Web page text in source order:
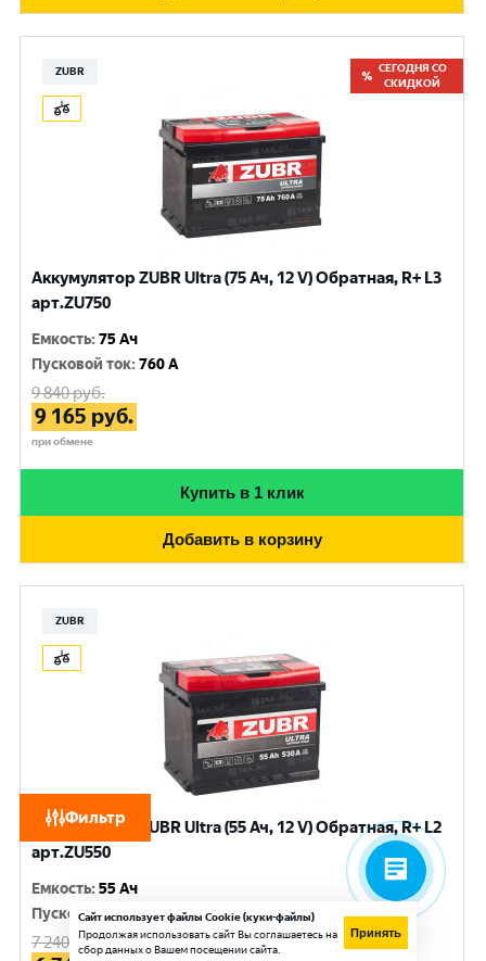
Фильтр
ZUBR
СЕГОДНЯ СО
СКИДКОЙ
Аккумулятор ZUBR Ultra (75 Ач, 12 V) Обратная, R+ L3
арт.ZU750
Емкость:75 Ач
Пусковой ток:760 A
9 840руб.
9 165 руб.
при обмене
Купить в 1 клик
Добавить в корзину
ZUBR
Аккумулятор ZUBR Ultra (55 Ач, 12 V) Обратная, R+ L2
арт.ZU550
Емкость:55 Ач
Пусковой ток:530 A
7 240 руб.
Сайт использует файлы Cookie (куки-файлы)
Продолжая использовать сайт Вы соглашаетесь на
сбор данных о Вашем посещении сайта.
Принять